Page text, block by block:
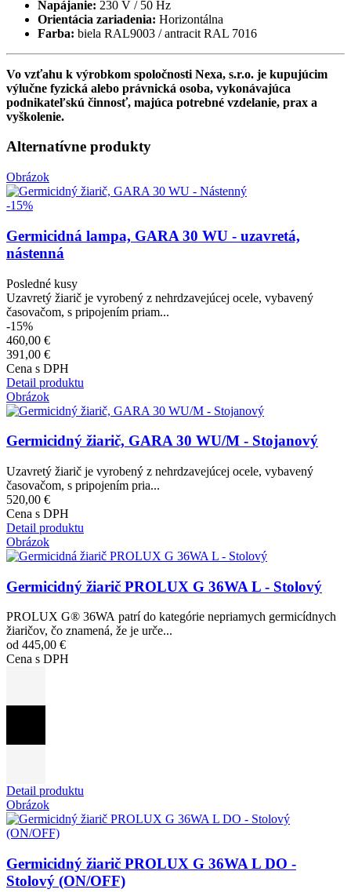
Napájanie: 230 V / 50 Hz
Orientácia zariadenia: Horizontálna
Farba: biela RAL9003 / antracit RAL 7016
Vo vzťahu k výrobkom spoločnosti Nexa, s.r.o. je kupujúcim
výlučne fyzická alebo právnická osoba, vykonávajúca
podnikateľskú činnosť, majúca potrebné vzdelanie, prax a
vyškolenie.
Alternatívne produkty
Obrázok
-15%
Germicidná lampa, GARA 30 WU - uzavretá,
nástenná
Posledné kusy
Uzavretý žiarič je vyrobený z nehrdzavejúcej ocele, vybavený
časovačom, s pripojením priam...
-15%
460,00 €
391,00 €
Cena s DPH
Detail produktu
Obrázok
Germicidný žiarič, GARA 30 WU/M - Stojanový
Uzavretý žiarič je vyrobený z nehrdzavejúcej ocele, vybavený
časovačom, s pripojením pria...
520,00 €
Cena s DPH
Detail produktu
Obrázok
Germicidný žiarič PROLUX G 36WA L - Stolový
PROLUX G® 36WA patrí do kategórie nepriamych germicídnych
žiaričov, čo znamená, že je urče...
od 445,00 €
Cena s DPH
Detail produktu
Obrázok
Germicidný žiarič PROLUX G 36WA L DO -
Stolový (ON/OFF)